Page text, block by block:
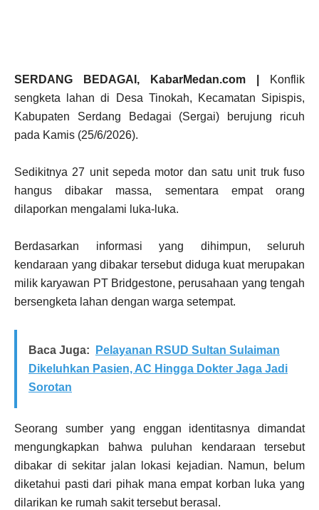
SERDANG BEDAGAI, KabarMedan.com |
Konflik
sengketa lahan di Desa Tinokah, Kecamatan Sipispis,
Kabupaten Serdang Bedagai (Sergai) berujung ricuh
pada Kamis (25/6/2026).
Sedikitnya 27 unit sepeda motor dan satu unit truk fuso
hangus dibakar massa, sementara empat orang
dilaporkan mengalami luka-luka.
Berdasarkan informasi yang dihimpun, seluruh
kendaraan yang dibakar tersebut diduga kuat merupakan
milik karyawan PT Bridgestone, perusahaan yang tengah
bersengketa lahan dengan warga setempat.
Baca Juga:
Pelayanan RSUD Sultan Sulaiman
Dikeluhkan Pasien, AC Hingga Dokter Jaga Jadi
Sorotan
Seorang sumber yang enggan identitasnya dimandat
mengungkapkan bahwa puluhan kendaraan tersebut
dibakar di sekitar jalan lokasi kejadian. Namun, belum
diketahui pasti dari pihak mana empat korban luka yang
dilarikan ke rumah sakit tersebut berasal.